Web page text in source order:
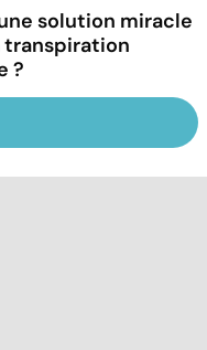
solution miracle
transpiration
?